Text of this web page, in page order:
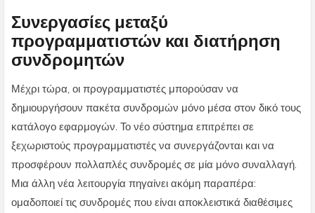
Συνεργασίες μεταξύ
προγραμματιστών και διατήρηση
συνδρομητών
Μέχρι τώρα, οι προγραμματιστές μπορούσαν να
δημιουργήσουν πακέτα συνδρομών μόνο μέσα στον δικό τους
κατάλογο εφαρμογών. Το νέο σύστημα επιτρέπει σε
ξεχωριστούς προγραμματιστές να συνεργάζονται και να
προσφέρουν πολλαπλές συνδρομές σε μία μόνο συναλλαγή.
Μια άλλη νέα λειτουργία πηγαίνει ακόμη παραπέρα:
ομαδοποιεί τις συνδρομές που είναι αποκλειστικά διαθέσιμες